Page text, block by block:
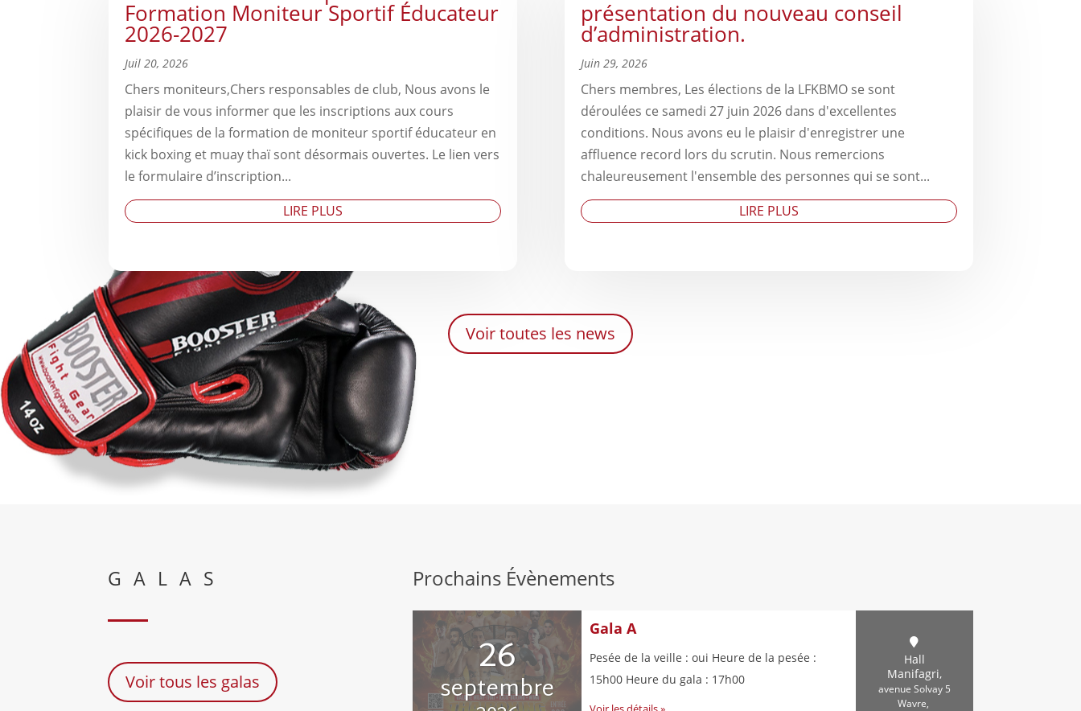
Formation Moniteur Sportif Éducateur
2026-2027
Juil 20, 2026
Chers moniteurs,Chers responsables de club, Nous avons le
plaisir de vous informer que les inscriptions aux cours
spécifiques de la formation de moniteur sportif éducateur en
kick boxing et muay thaï sont désormais ouvertes. Le lien vers
le formulaire d’inscription...
LIRE PLUS
présentation du nouveau conseil
d’administration.
Juin 29, 2026
Chers membres, Les élections de la LFKBMO se sont
déroulées ce samedi 27 juin 2026 dans d'excellentes
conditions. Nous avons eu le plaisir d'enregistrer une
affluence record lors du scrutin. Nous remercions
chaleureusement l'ensemble des personnes qui se sont...
LIRE PLUS
Voir toutes les news
GALAS
Voir tous les galas
Prochains Évènements
26
septembre
Gala A
Pesée de la veille : oui Heure de la pesée :
15h00 Heure du gala : 17h00
Hall
Manifagri,
avenue Solvay 5
Wavre